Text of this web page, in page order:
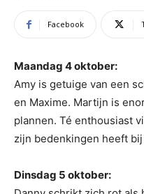
Facebook
Maandag 4 oktober:
Amy is getuige van een
en Maxime. Martijn is
plannen. Té enthousiast
zijn bedenkingen heeft
Dinsdag 5 oktober: